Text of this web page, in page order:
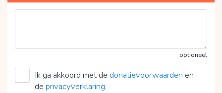
optioneel
Ik ga akkoord met de donatievoorwaarden en
de privacyverklaring.